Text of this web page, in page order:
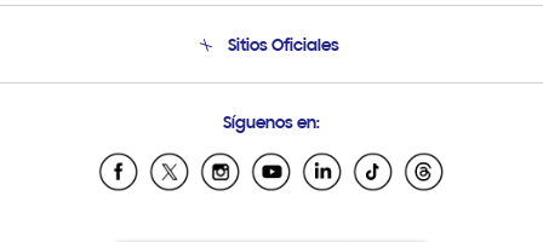
Condiciones de Compra
Soporte vía eMail
Sitios Oficiales
Samsung Ecuador
Samsung El Salvador
Síguenos en: